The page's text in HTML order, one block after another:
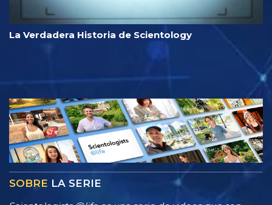
La Verdadera Historia de Scientology
SOBRE LA SERIE